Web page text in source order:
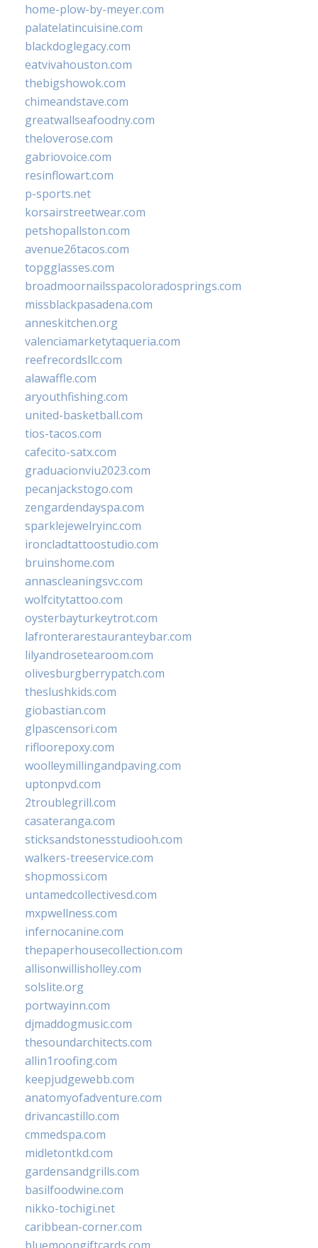
home-plow-by-meyer.com
palatelatincuisine.com
blackdoglegacy.com
eatvivahouston.com
thebigshowok.com
chimeandstave.com
greatwallseafoodny.com
theloverose.com
gabriovoice.com
resinflowart.com
p-sports.net
korsairstreetwear.com
petshopallston.com
avenue26tacos.com
topgglasses.com
broadmoornailsspacoloradosprings.com
missblackpasadena.com
anneskitchen.org
valenciamarketytaqueria.com
reefrecordsllc.com
alawaffle.com
aryouthfishing.com
united-basketball.com
tios-tacos.com
cafecito-satx.com
graduacionviu2023.com
pecanjackstogo.com
zengardendayspa.com
sparklejewelryinc.com
ironcladtattoostudio.com
bruinshome.com
annascleaningsvc.com
wolfcitytattoo.com
oysterbayturkeytrot.com
lafronterarestauranteybar.com
lilyandrosetearoom.com
olivesburgberrypatch.com
theslushkids.com
giobastian.com
glpascensori.com
rifloorepoxy.com
woolleymillingandpaving.com
uptonpvd.com
2troublegrill.com
casateranga.com
sticksandstonesstudiooh.com
walkers-treeservice.com
shopmossi.com
untamedcollectivesd.com
mxpwellness.com
infernocanine.com
thepaperhousecollection.com
allisonwillisholley.com
solslite.org
portwayinn.com
djmaddogmusic.com
thesoundarchitects.com
allin1roofing.com
keepjudgewebb.com
anatomyofadventure.com
drivancastillo.com
cmmedspa.com
midletontkd.com
gardensandgrills.com
basilfoodwine.com
nikko-tochigi.net
caribbean-corner.com